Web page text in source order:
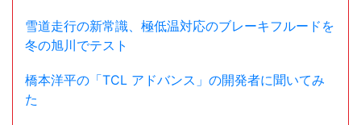
雪道走行の新常識、極低温対応のブレーキフルードを
冬の旭川でテスト
橋本洋平の「TCL アドバンス」の開発者に聞いてみ
た